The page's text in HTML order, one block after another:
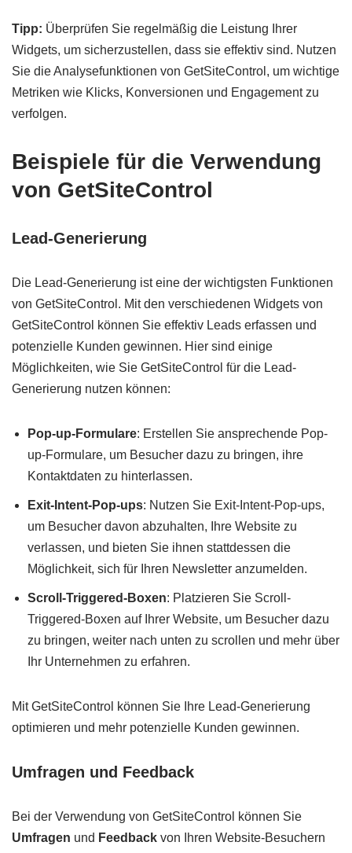
Tipp: Überprüfen Sie regelmäßig die Leistung Ihrer
Widgets, um sicherzustellen, dass sie effektiv sind. Nutzen
Sie die Analysefunktionen von GetSiteControl, um wichtige
Metriken wie Klicks, Konversionen und Engagement zu
verfolgen.
Beispiele für die Verwendung
von GetSiteControl
Lead-Generierung
Die Lead-Generierung ist eine der wichtigsten Funktionen
von GetSiteControl. Mit den verschiedenen Widgets von
GetSiteControl können Sie effektiv Leads erfassen und
potenzielle Kunden gewinnen. Hier sind einige
Möglichkeiten, wie Sie GetSiteControl für die Lead-
Generierung nutzen können:
Pop-up-Formulare: Erstellen Sie ansprechende Pop-
up-Formulare, um Besucher dazu zu bringen, ihre
Kontaktdaten zu hinterlassen.
Exit-Intent-Pop-ups: Nutzen Sie Exit-Intent-Pop-ups,
um Besucher davon abzuhalten, Ihre Website zu
verlassen, und bieten Sie ihnen stattdessen die
Möglichkeit, sich für Ihren Newsletter anzumelden.
Scroll-Triggered-Boxen: Platzieren Sie Scroll-
Triggered-Boxen auf Ihrer Website, um Besucher dazu
zu bringen, weiter nach unten zu scrollen und mehr über
Ihr Unternehmen zu erfahren.
Mit GetSiteControl können Sie Ihre Lead-Generierung
optimieren und mehr potenzielle Kunden gewinnen.
Umfragen und Feedback
Bei der Verwendung von GetSiteControl können Sie
Umfragen und Feedback von Ihren Website-Besuchern